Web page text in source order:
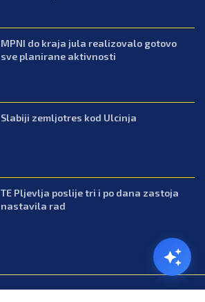
MPNI do kraja jula realizovalo gotovo
sve planirane aktivnosti
Slabiji zemljotres kod Ulcinja
TE Pljevlja poslije tri i po dana zastoja
nastavila rad